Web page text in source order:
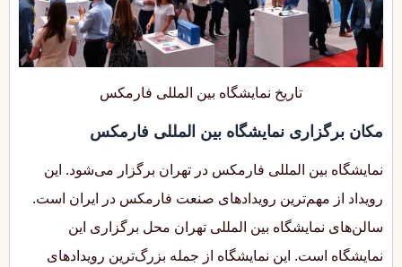
تاریخ نمایشگاه بین المللی فارمکس
مکان برگزاری نمایشگاه بین المللی فارمکس
نمایشگاه بین المللی فارمکس در تهران برگزار می‌شود. این
رویداد از مهم‌ترین رویدادهای صنعت فارمکس در ایران است.
سالن‌های نمایشگاه بین المللی تهران محل برگزاری این
نمایشگاه است. این نمایشگاه از جمله بزرگ‌ترین رویدادهای